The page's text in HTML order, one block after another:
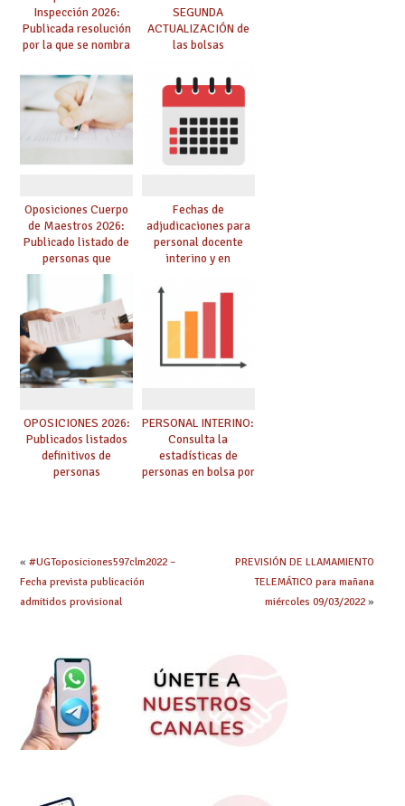
Inspección 2026:
Publicada resolución
por la que se nombra
prácticas, se regulan
dichas prácticas y se
convoca acto público
de adjudicación
SEGUNDA
ACTUALIZACIÓN de
las bolsas
Cuerpo de Maestros
de especialidades
convocadas a
oposición
Oposiciones Cuerpo
de Maestros 2026:
Publicado listado de
personas que
adquieren nueva
especialidad
Fechas de
adjudicaciones para
personal docente
interino y en
debes saber
OPOSICIONES 2026:
Publicados listados
definitivos de
personas
PERSONAL INTERINO:
Consulta la
estadísticas de
personas en bolsa por
« #UGToposiciones597clm2022 –
Fecha prevista publicación
admitidos provisional
PREVISIÓN DE LLAMAMIENTO
TELEMÁTICO para mañana
miércoles 09/03/2022»